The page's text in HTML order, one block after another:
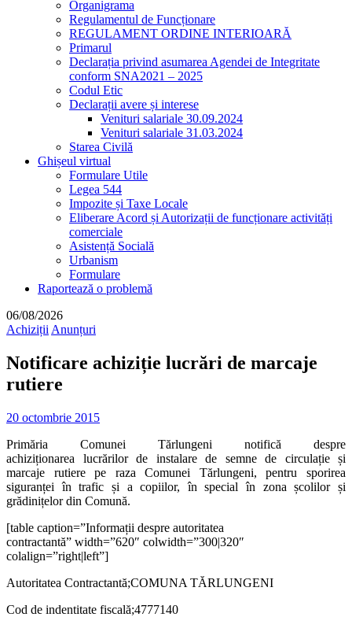
Organigrama
Regulamentul de Funcționare
REGULAMENT ORDINE INTERIOARĂ
Primarul
Declarația privind asumarea Agendei de Integritate
conform SNA2021 – 2025
Codul Etic
Declarații avere și interese
Venituri salariale 30.09.2024
Venituri salariale 31.03.2024
Starea Civilă
Ghișeul virtual
Formulare Utile
Legea 544
Impozite și Taxe Locale
Eliberare Acord și Autorizații de funcționare activități
comerciale
Asistență Socială
Urbanism
Formulare
Raportează o problemă
06/08/2026
Achiziții Anunțuri
Notificare achiziție lucrări de marcaje
rutiere
20 octombrie 2015
Primăria Comunei Tărlungeni notifică despre
achiziționarea lucrărilor de instalare de semne de circulație și
marcaje rutiere pe raza Comunei Tărlungeni, pentru sporirea
siguranței în trafic și a copiilor, în special în zona școlilor și
grădinițelor din Comună.
[table caption=”Informații despre autoritatea
contractantă” width=”620″ colwidth=”300|320″
colalign=”right|left”]
Autoritatea Contractantă;COMUNA TĂRLUNGENI
Cod de indentitate fiscală;4777140